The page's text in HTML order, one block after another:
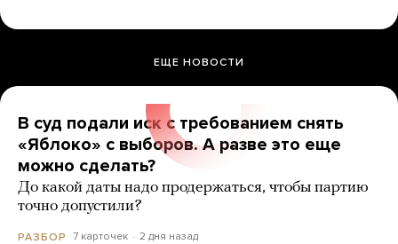
ЕЩЕ НОВОСТИ
В суд подали иск с требованием снять
«Яблоко» с выборов. А разве это еще
можно сделать?
До какой даты надо продержаться, чтобы партию
точно допустили?
РАЗБОР 7 карточек 2 дня назад